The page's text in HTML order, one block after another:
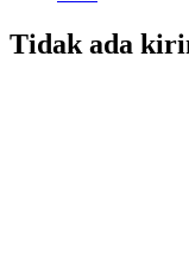
Tidak ada